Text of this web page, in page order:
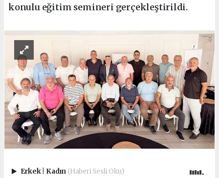
konulu eğitim semineri gerçekleştirildi.
Erkek Kadın (Haberi Sesli Oku)